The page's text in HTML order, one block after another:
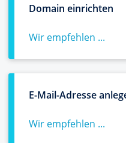
Domain einrichten
Wir empfehlen ...
E-Mail-Adresse
Wir empfehlen ...